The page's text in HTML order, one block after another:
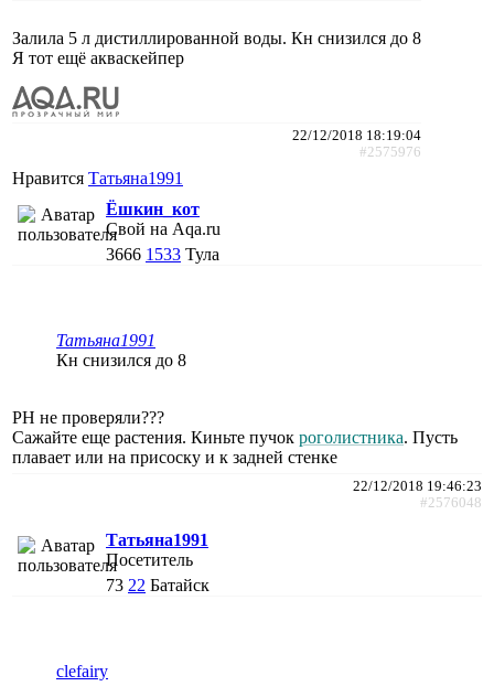
Залила 5 л дистиллированной воды. Кн снизился до 8
Я тот ещё акваскейпер
22/12/2018 18:19:04
#2575976
Нравится Татьяна1991
Ёшкин_кот
Свой на Aqa.ru
3666 1533 Тула
Татьяна1991
Кн снизился до 8
РН не проверяли???
Сажайте еще растения. Киньте пучок роголистника. Пусть
плавает или на присоску и к задней стенке
22/12/2018 19:46:23
#2576048
Татьяна1991
Посетитель
73 22 Батайск
clefairy